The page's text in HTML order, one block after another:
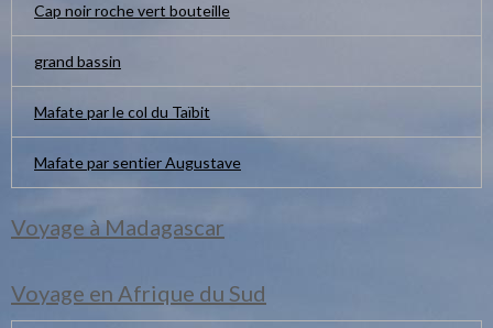
Cap noir roche vert bouteille
grand bassin
Mafate par le col du Taïbit
Mafate par sentier Augustave
Voyage à Madagascar
Voyage en Afrique du Sud